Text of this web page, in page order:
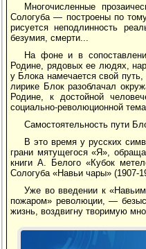
Многочисленные
Сологуба — построены по
рисуется неподлинность
безумия, смерти...
На фоне и в
Родине, рядовых ее людях,
у Блока намечается свой
лирике Блок разоблачал
Родине, к достойной
социально-революционной
Самостоятельность пути
В это время у русских
грани мятущегося «Я»,
книги А. Белого «Кубок
Сологуба «Навьи чары» (1907-
Уже во введении к
пожаром» революции, —
жизнь, воздвигну творимую